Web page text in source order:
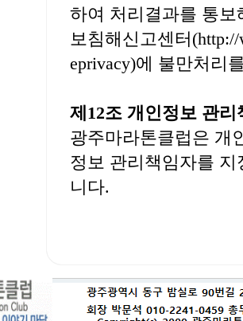
하여 처리결과를 통
보침해신고센터(http://
eprivacy)에 불만처리
제12조 개인정보 관리
광주마라톤클럽은 개
정보 관리책임자를
니다.